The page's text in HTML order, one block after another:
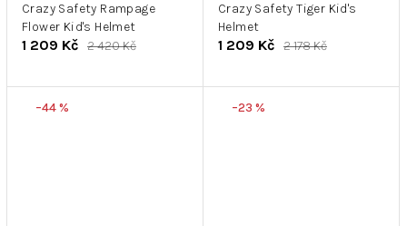
Crazy Safety Rampage
Flower Kid's Helmet
1 209 Kč 2 420 Kč
Crazy Safety Tiger Kid's
Helmet
1 209 Kč 2 178 Kč
–44 % –23 %